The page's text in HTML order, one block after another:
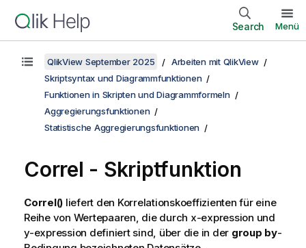
Search Menü
QlikView September 2025
Arbeiten mit QlikView
Skriptsyntax und Diagrammfunktionen
Funktionen in Skripten und Diagrammformeln
Aggregierungsfunktionen
Statistische Aggregierungsfunktionen
Correl - Skriptfunktion
Correl() liefert den Korrelationskoeffizienten für eine
Reihe von Wertepaaren, die durch x-expression und
y-expression definiert sind, über die in der group by-